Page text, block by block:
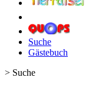
Suche
Gästebuch
> Suche